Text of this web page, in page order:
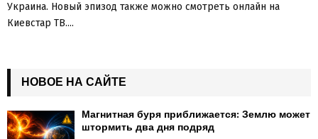
Украина. Новый эпизод также можно смотреть онлайн на
Киевстар ТВ....
НОВОЕ НА САЙТЕ
Магнитная буря приближается: Землю может
штормить два дня подряд